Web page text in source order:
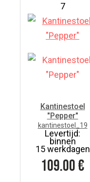
7
Kantinestoel
"Pepper"
kantinestoel_19
Levertijd:
binnen
15 werkdagen
109.00€